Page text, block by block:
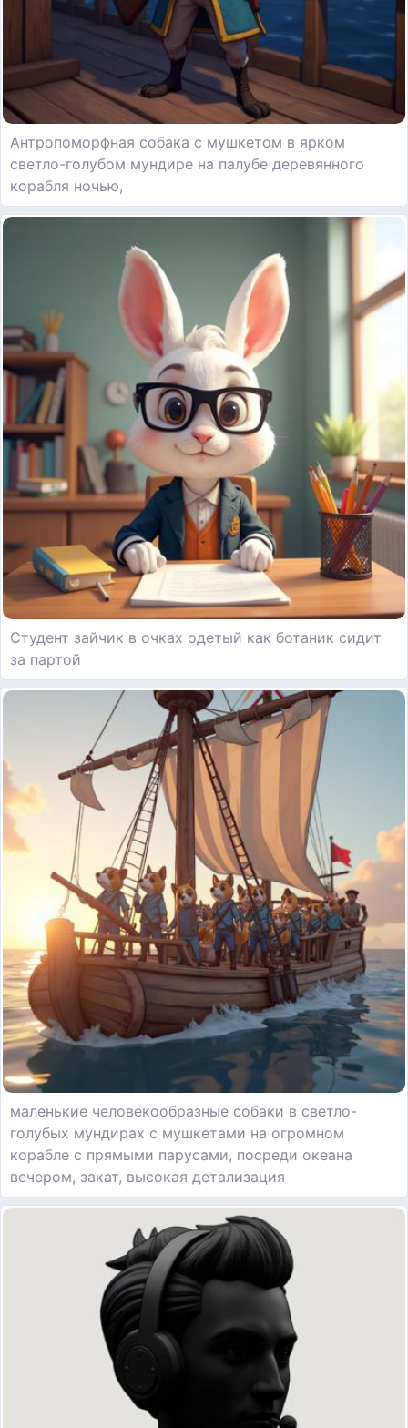
Антропоморфная собака с мушкетом в ярком
светло-голубом мундире на палубе деревянного
корабля ночью,
Студент зайчик в очках одетый как ботаник сидит
за партой
маленькие человекообразные собаки в светло-
голубых мундирах с мушкетами на огромном
корабле с прямыми парусами, посреди океана
вечером, закат, высокая детализация